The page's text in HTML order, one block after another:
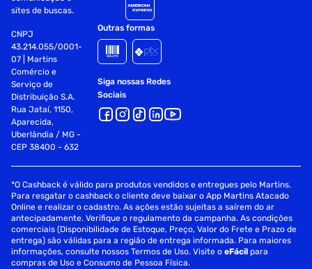
sites de buscas.
CNPJ
43.214.055/0001-
07 | Martins
Comércio e
Serviço de
Distribuição S.A.
Rua Jataí, 1150,
Aparecida,
Uberlândia / MG -
CEP 38400 - 632
Outras formas
Siga nossas Redes
Sociais
*O Cashback é válido para produtos vendidos e entregues pelo Martins.
Para resgatar o cashback o cliente deve baixar o App Martins Atacado
Online e realizar o cadastro. As ações estão sujeitas a saírem do ar
antecipadamente. Verifique o regulamento da campanha. As condições
comerciais (Disponibilidade de Estoque, Preço, Valor do Frete e Prazo de
entrega) são válidas para a região de entrega informada. Para maiores
informações, consulte nossos Termos de Uso. Visite oeFácil para
compras de Uso e Consumo de Pessoa Física.